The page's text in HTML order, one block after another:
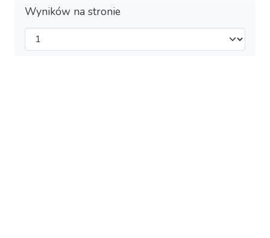
Wyników na stronie